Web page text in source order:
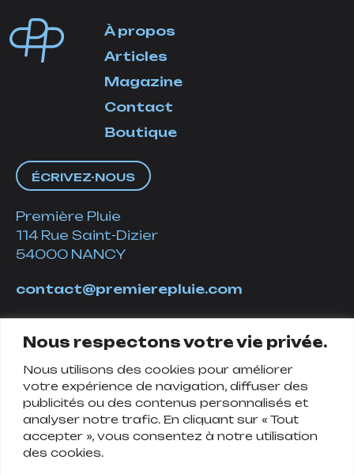
Nous respectons votre vie privée.
Nous utilisons des cookies pour améliorer
votre expérience de navigation, diffuser des
publicités ou des contenus personnalisés et
analyser notre trafic. En cliquant sur « Tout
accepter », vous consentez à notre utilisation
des cookies.
À propos
Articles
Magazine
Contact
Boutique
ÉCRIVEZ-NOUS
Première Pluie
114 Rue Saint-Dizier
54000 NANCY
contact@premierepluie.com
Suivez-nous